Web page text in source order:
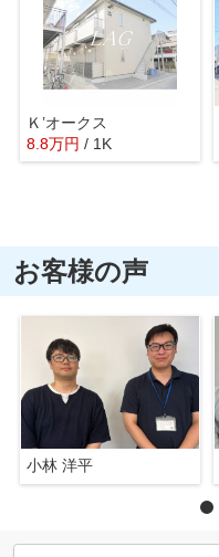
Ｋ’オークス
8.8万円 / 1K
お客様の声
小林 洋平